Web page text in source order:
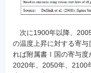
次に1900年以降、
の温度上昇に対する寄
れば附属書Ⅰ国の寄与度
2020年、2050年、